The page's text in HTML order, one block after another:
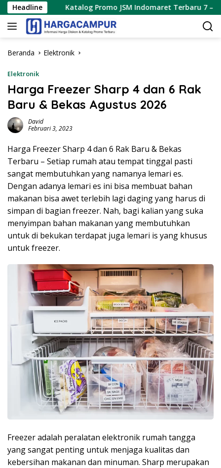
Langsung
ke
konten
HeadlineKatalog Promo JSM Indomaret Terbaru 7 – 9 Agustus
Beranda Elektronik
Elektronik
Harga Freezer Sharp 4 dan 6 Rak
Baru & Bekas Agustus 2026
David
Februari 3, 2023
Harga Freezer Sharp 4 dan 6 Rak Baru & Bekas
Terbaru – Setiap rumah atau tempat tinggal pasti
sangat membutuhkan yang namanya lemari es.
Dengan adanya lemari es ini bisa membuat bahan
makanan bisa awet terlebih lagi daging yang harus di
simpan di bagian freezer. Nah, bagi kalian yang suka
menyimpan bahan makanan yang membutuhkan
untuk di bekukan terdapat juga lemari is yang khusus
untuk freezer.
Freezer adalah peralatan elektronik rumah tangga
yang sangat penting untuk menjaga kualitas dan
kebersihan makanan dan minuman. Sharp merupakan